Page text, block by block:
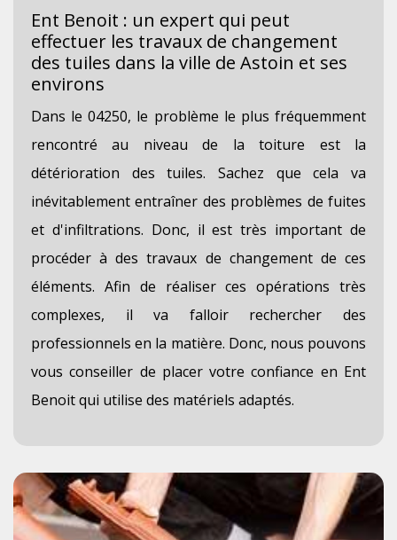
Ent Benoit : un expert qui peut
effectuer les travaux de changement
des tuiles dans la ville de Astoin et ses
environs
Dans le 04250, le problème le plus fréquemment
rencontré au niveau de la toiture est la
détérioration des tuiles. Sachez que cela va
inévitablement entraîner des problèmes de fuites
et d'infiltrations. Donc, il est très important de
procéder à des travaux de changement de ces
éléments. Afin de réaliser ces opérations très
complexes, il va falloir rechercher des
professionnels en la matière. Donc, nous pouvons
vous conseiller de placer votre confiance en Ent
Benoit qui utilise des matériels adaptés.